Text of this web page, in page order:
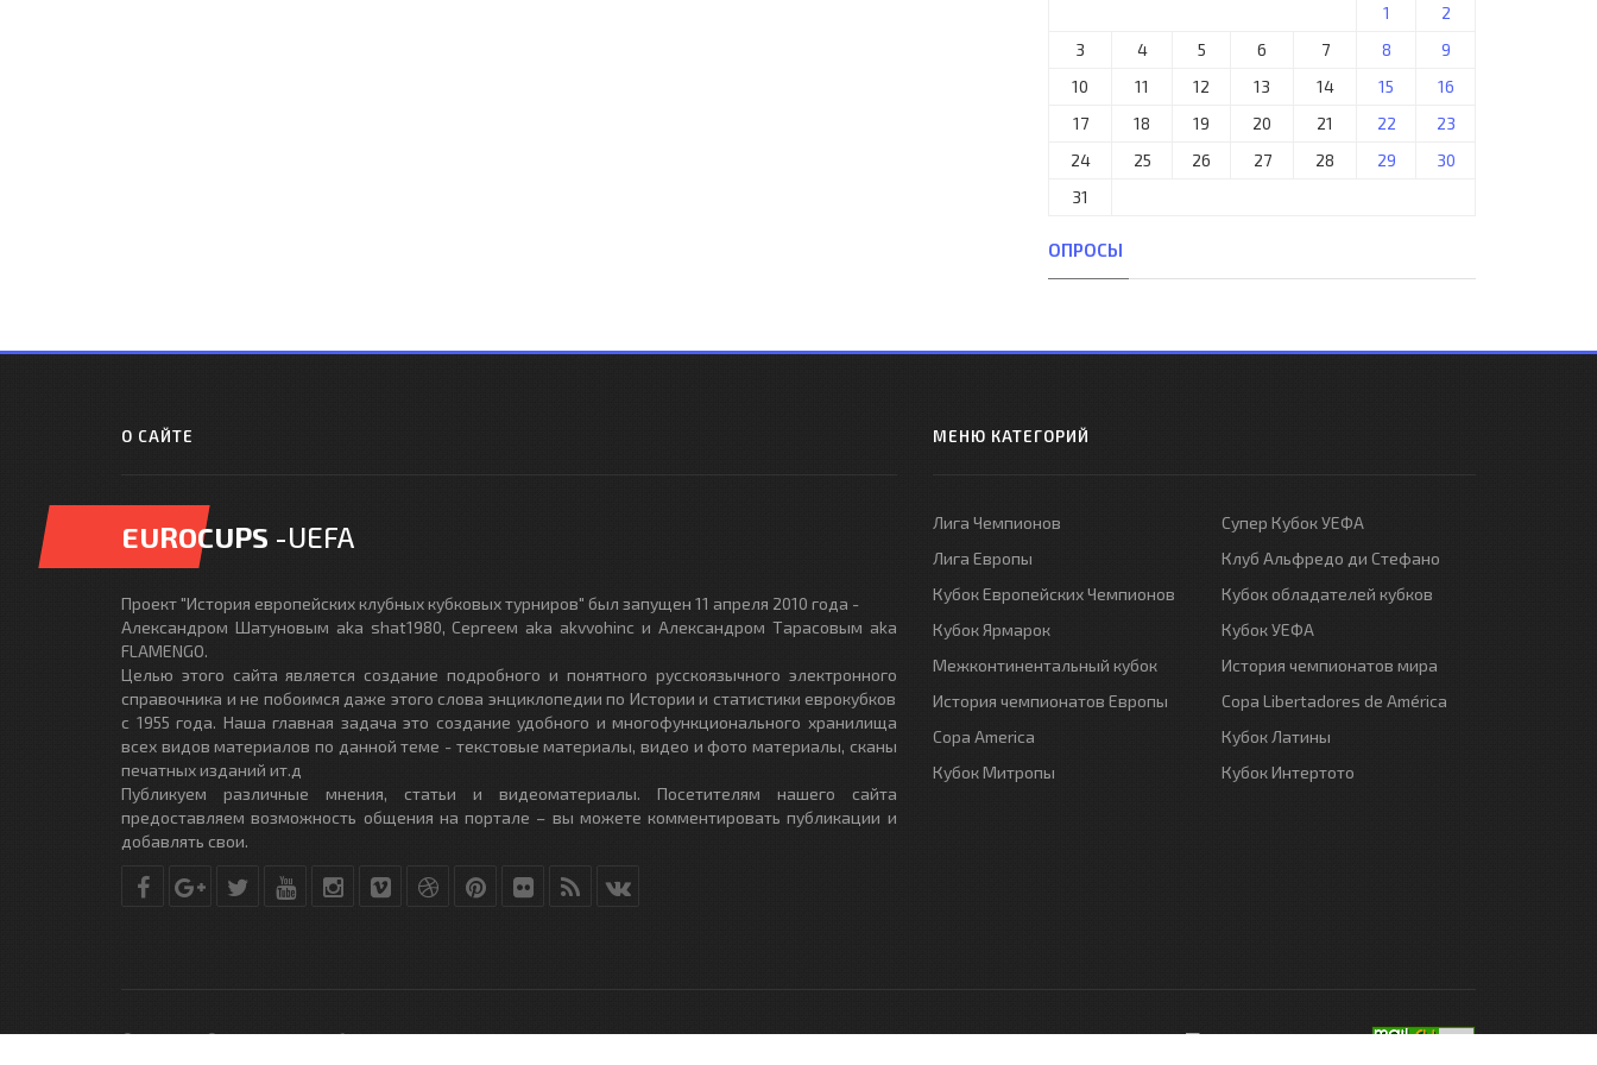
1
2
3
4 5 6 7 8
9
10
11 12 13 14 15
16
17
18 19 20 21 22
23
24
25 26 27 28 29
30
31
ОПРОСЫ
О САЙТЕ
EUROCUPS -UEFA
Проект "История европейских клубных кубковых турниров" был запущен 11 апреля 2010 года -
Александром Шатуновым aka shat1980, Сергеем aka akvvohinc и Александром Тарасовым aka
FLAMENGO.
Целью этого сайта является создание подробного и понятного русскоязычного электронного
справочника и не побоимся даже этого слова энциклопедии по Истории и статистики еврокубков
с 1955 года. Наша главная задача это создание удобного и многофункционального хранилища
всех видов материалов по данной теме - текстовые материалы, видео и фото материалы, сканы
печатных изданий ит.д
Публикуем различные мнения, статьи и видеоматериалы. Посетителям нашего сайта
предоставляем возможность общения на портале – вы можете комментировать публикации и
добавлять свои.
МЕНЮ КАТЕГОРИЙ
Лига Чемпионов
Лига Европы
Кубок Европейских Чемпионов
Кубок Ярмарок
Межконтинентальный кубок
История чемпионатов Европы
Copa America
Кубок Митропы
Супер Кубок УЕФА
Клуб Альфредо ди Стефано
Кубок обладателей кубков
Кубок УЕФА
История чемпионатов мира
Copa Libertadores de América
Кубок Латины
Кубок Интертото
© Copyright © 2010-2017. Разработано студиейDLE-THEME.RU- All Rights Reserved.